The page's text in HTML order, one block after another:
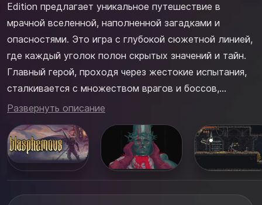
Edition предлагает уникальное путешествие в
мрачной вселенной, наполненной загадками и
опасностями. Это игра с глубокой сюжетной линией,
где каждый уголок полон скрытых значений и тайн.
Главный герой, проходя через жестокие испытания,
сталкивается с множеством врагов и боссов,
каждый из которых требует особого подхода.
испытания в этом безжалостном мире, где каждое
ваше решение имеет последствия...
Развернуть описание